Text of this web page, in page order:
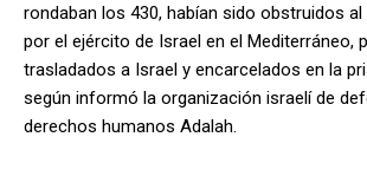
rondaban los 430, habían sido obstruidos
por el ejército de Israel en el Mediterráneo,
trasladados a Israel y encarcelados en la
según informó la organización israelí de
derechos humanos Adalah.